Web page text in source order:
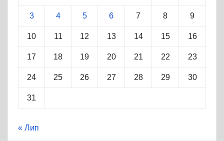
3 4 5 6 7 8 9
10 11 12 13 14 15 16
17 18 19 20 21 22 23
24 25 26 27 28 29 30
31
« Лип